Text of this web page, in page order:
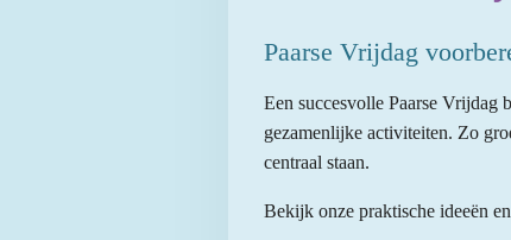
Paarse Vrijdag
Een succesvolle Paarse Vrijdag
gezamenlijke activiteiten. Zo
centraal staan.
Bekijk onze praktische ideeën